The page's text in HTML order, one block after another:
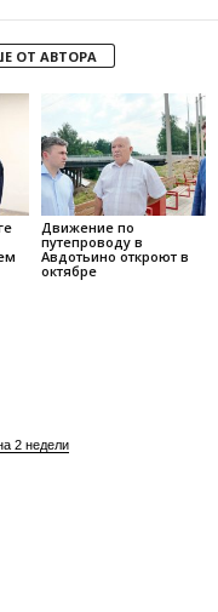
ОТ АВТОРА
Движение по
путепроводу в
Авдотьино откроют в
октябре
2 недели